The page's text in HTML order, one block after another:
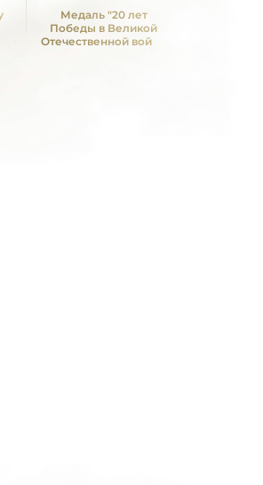
Медаль "20 лет
Победы в Великой
Отечественной войне